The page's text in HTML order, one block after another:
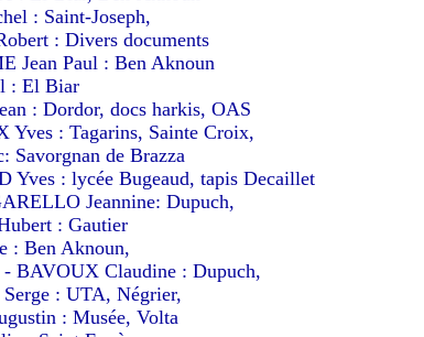
: Saint-Joseph,
: Divers documents
Jean Paul : Ben Aknoun
: El Biar
: Dordor, docs harkis, OAS
Yves : Tagarins, Sainte Croix,
Savorgnan de Brazza
Yves : lycée Bugeaud, tapis Decaillet
Jeannine: Dupuch,
: Gautier
: Ben Aknoun,
BAVOUX Claudine : Dupuch,
: UTA, Négrier,
: Musée, Volta